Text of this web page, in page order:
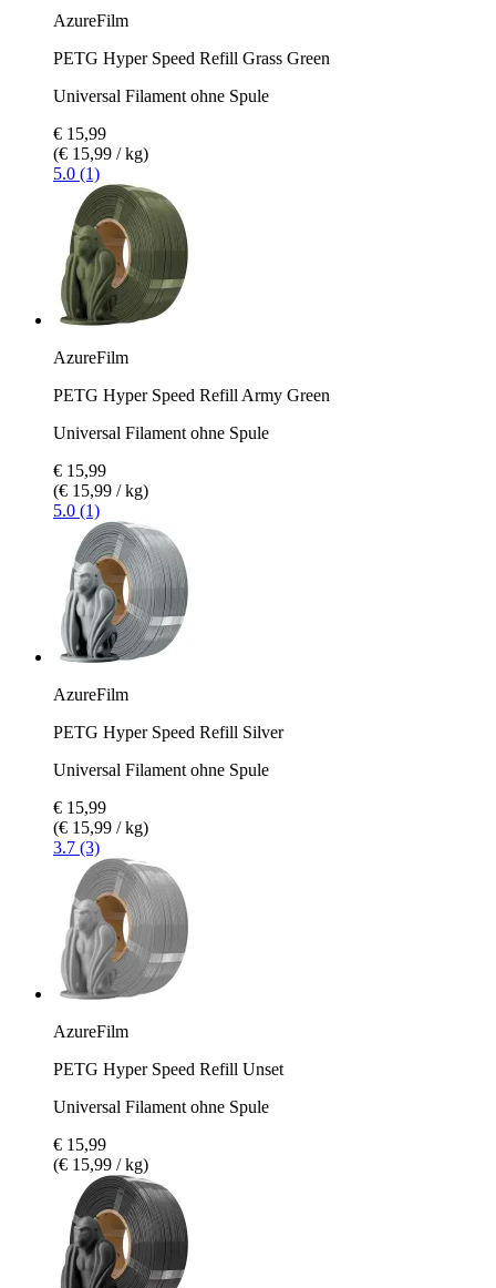
AzureFilm
PETG Hyper Speed Refill Grass Green
Universal Filament ohne Spule
€ 15,99
(€ 15,99 / kg)
5.0 (1)
AzureFilm
PETG Hyper Speed Refill Army Green
Universal Filament ohne Spule
€ 15,99
(€ 15,99 / kg)
5.0 (1)
AzureFilm
PETG Hyper Speed Refill Silver
Universal Filament ohne Spule
€ 15,99
(€ 15,99 / kg)
3.7 (3)
AzureFilm
PETG Hyper Speed Refill Unset
Universal Filament ohne Spule
€ 15,99
(€ 15,99 / kg)